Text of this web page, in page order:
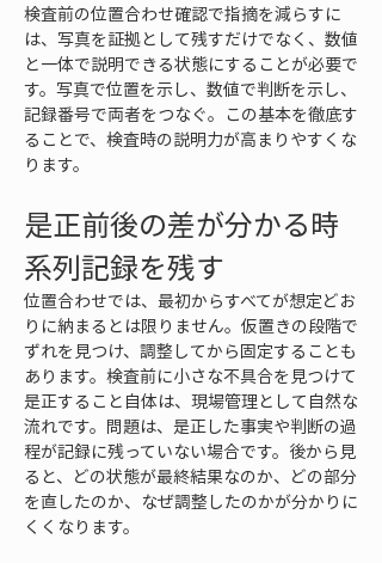
検査前の位置合わせ確認で指摘を減らすに
は、写真を証拠として残すだけでなく、数値
と一体で説明できる状態にすることが必要で
す。写真で位置を示し、数値で判断を示し、
記録番号で両者をつなぐ。この基本を徹底す
ることで、検査時の説明力が高まりやすくな
ります。
是正前後の差が分かる時
系列記録を残す
位置合わせでは、最初からすべてが想定どお
りに納まるとは限りません。仮置きの段階で
ずれを見つけ、調整してから固定することも
あります。検査前に小さな不具合を見つけて
是正すること自体は、現場管理として自然な
流れです。問題は、是正した事実や判断の過
程が記録に残っていない場合です。後から見
ると、どの状態が最終結果なのか、どの部分
を直したのか、なぜ調整したのかが分かりに
くくなります。